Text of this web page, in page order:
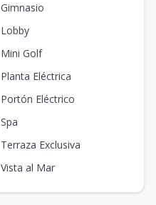
Gimnasio
Lobby
Mini Golf
Planta Eléctrica
Portón Eléctrico
Spa
Terraza Exclusiva
Vista al Mar